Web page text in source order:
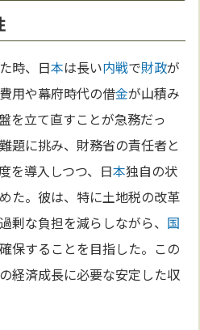
時、日本は長い内戦で財政が
費用や幕府時代の借金が山積み
を立て直すことが急務だっ
題に挑み、財務省の責任者と
を導入しつつ、日本独自の状
た。彼は、特に土地税の改革
剰な負担を減らしながら、 国
保することを目指した。この
の経済成長に必要な安定した収